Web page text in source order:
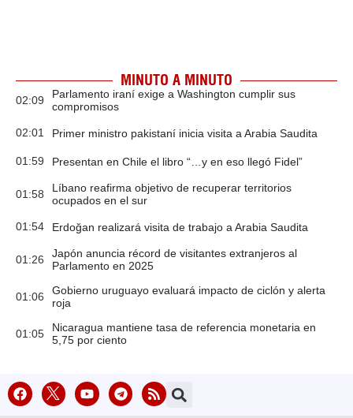
MINUTO A MINUTO
02:09
Parlamento iraní exige a Washington cumplir sus
compromisos
02:01 Primer ministro pakistaní inicia visita a Arabia Saudita
01:59 Presentan en Chile el libro “…y en eso llegó Fidel”
01:58
Líbano reafirma objetivo de recuperar territorios
ocupados en el sur
01:54 Erdoğan realizará visita de trabajo a Arabia Saudita
01:26
Japón anuncia récord de visitantes extranjeros al
Parlamento en 2025
01:06
Gobierno uruguayo evaluará impacto de ciclón y alerta
roja
01:05
Nicaragua mantiene tasa de referencia monetaria en
5,75 por ciento